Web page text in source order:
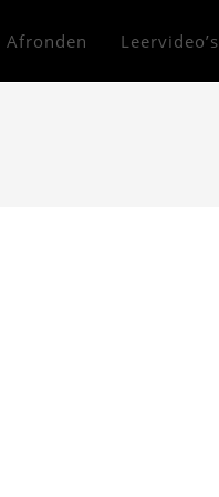
Afronden Leervideo’s